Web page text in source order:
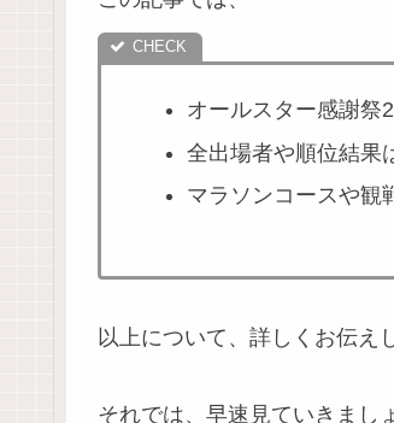
オールスター感謝祭
全出場者や順位結果
マラソンコースや観
以上について、詳しくお伝え
それでは、早速見ていきまし